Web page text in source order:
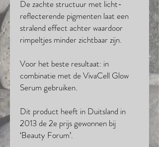
De zachte structuur met licht-
reflecterende pigmenten laat een
stralend effect achter waardoor
rimpeltjes minder zichtbaar zijn.
Voor het beste resultaat: in
combinatie met de VivaCell Glow
Serum gebruiken.
Dit product heeft in Duitsland in
2013 de 2e prijs gewonnen bij
‘Beauty Forum’.